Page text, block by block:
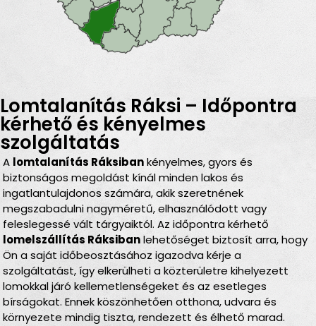
Lomtalanítás Ráksi – Időpontra
kérhető és kényelmes
szolgáltatás
A lomtalanítás Ráksibankényelmes, gyors és
biztonságos megoldást kínál minden lakos és
ingatlantulajdonos számára, akik szeretnének
megszabadulni nagyméretű, elhasználódott vagy
feleslegessé vált tárgyaiktól. Az időpontra kérhető
lomelszállítás Ráksibanlehetőséget biztosít arra, hogy
Ön a saját időbeosztásához igazodva kérje a
szolgáltatást, így elkerülheti a közterületre kihelyezett
lomokkal járó kellemetlenségeket és az esetleges
bírságokat. Ennek köszönhetően otthona, udvara és
környezete mindig tiszta, rendezett és élhető marad.